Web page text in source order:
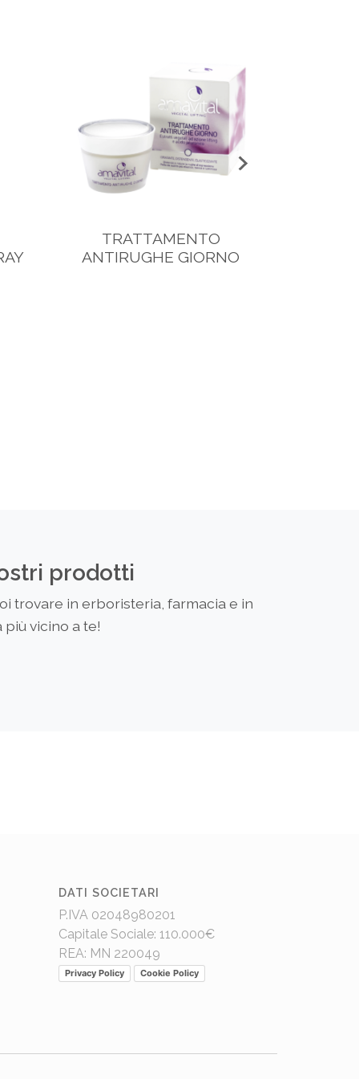
TRATTAMENTO
ANTIRUGHE GIORNO
prodotti
trovare in erboristeria, farmacia e in
vicino a te!
DATI SOCIETARI
P.IVA 02048980201
Capitale Sociale: 110.000€
REA: MN 220049
Privacy Policy Cookie Policy